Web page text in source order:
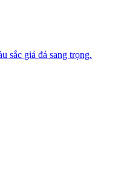
sắc giả đá sang trọng.